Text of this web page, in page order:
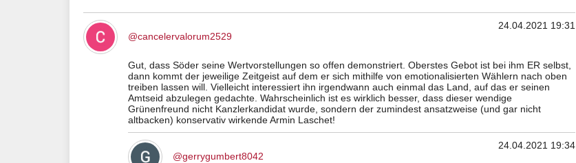
24.04.2021 19:31
@cancelervalorum2529
Gut, dass Söder seine Wertvorstellungen so offen demonstriert. Oberstes Gebot ist bei ihm ER selbst,
dann kommt der jeweilige Zeitgeist auf dem er sich mithilfe von emotionalisierten Wählern nach oben
treiben lassen will. Vielleicht interessiert ihn irgendwann auch einmal das Land, auf das er seinen
Amtseid abzulegen gedachte. Wahrscheinlich ist es wirklich besser, dass dieser wendige
Grünenfreund nicht Kanzlerkandidat wurde, sondern der zumindest ansatzweise (und gar nicht
altbacken) konservativ wirkende Armin Laschet!
24.04.2021 19:34
@gerrygumbert8042